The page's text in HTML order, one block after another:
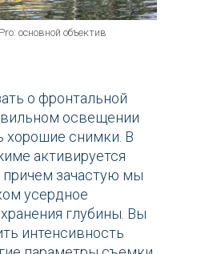
основной объектив
о фронтальной
освещении
хорошие снимки. В
активируется
зачастую мы
усердное
глубины. Вы
интенсивность